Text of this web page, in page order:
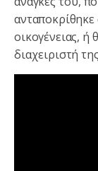
ανταποκρίθηκε
οικογένειας,
διαχειριστή